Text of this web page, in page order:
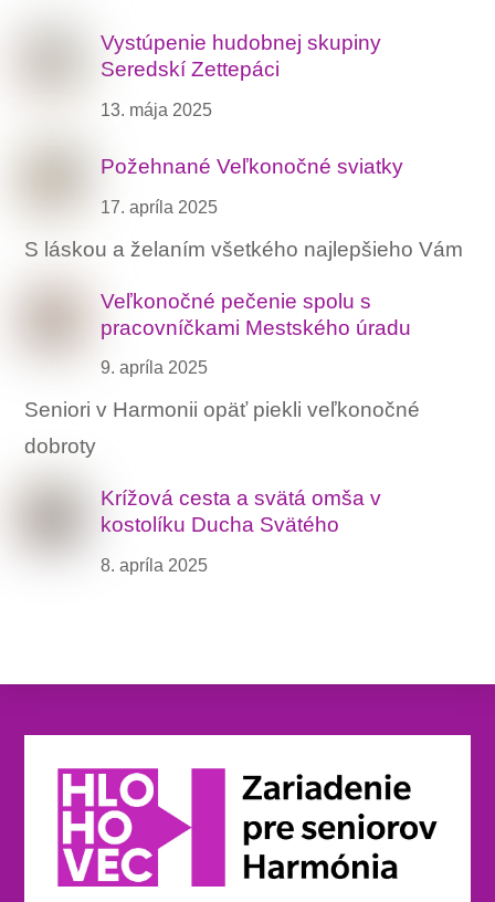
Vystúpenie hudobnej skupiny
Seredskí Zettepáci
13. mája 2025
Požehnané Veľkonočné sviatky
17. apríla 2025
S láskou a želaním všetkého najlepšieho Vám
Veľkonočné pečenie spolu s
pracovníčkami Mestského úradu
9. apríla 2025
Seniori v Harmonii opäť piekli veľkonočné
dobroty
Krížová cesta a svätá omša v
kostolíku Ducha Svätého
8. apríla 2025
To
Top